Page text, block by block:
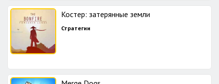
Костер: затерянные земли
Стратегии